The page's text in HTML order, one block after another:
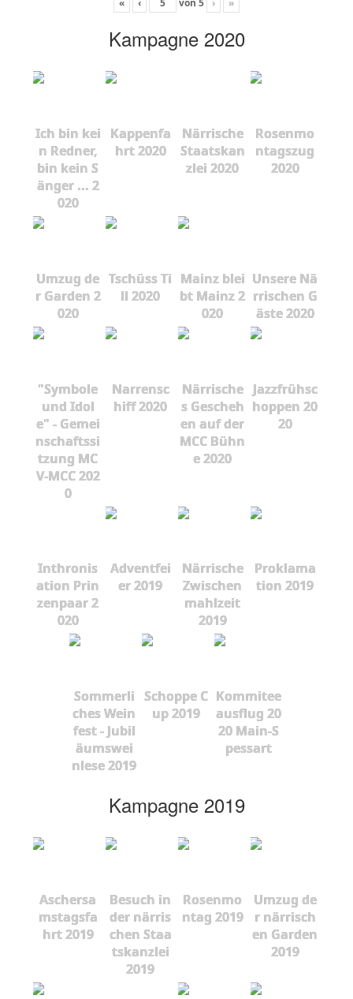
« ‹ von 5 › »
Kampagne 2020
Ich bin kei
n Redner,
bin kein S
änger ... 2
020
Kappenfa
hrt 2020
Närrische
Staatskan
zlei 2020
Rosenmo
ntagszug
2020
Umzug de
r Garden 2
020
Tschüss Ti
ll 2020
Mainz blei
bt Mainz 2
020
Unsere Nä
rrischen G
äste 2020
"Symbole
und Idol
e" - Gemei
nschaftssi
tzung MC
V-MCC 202
0
Narrensc
hiff 2020
Närrische
s Gescheh
en auf der
MCC Bühn
e 2020
Jazzfrühsc
hoppen 20
20
Inthronis
ation Prin
zenpaar 2
020
Adventfei
er 2019
Närrische
Zwischen
mahlzeit
2019
Proklama
tion 2019
Sommerli
ches Wein
fest - Jubil
äumswei
nlese 2019
Schoppe C
up 2019
Kommitee
ausflug 20
20 Main-S
pessart
Kampagne 2019
Aschersa
mstagsfa
hrt 2019
Besuch in
der närris
chen Staa
tskanzlei
2019
Rosenmo
ntag 2019
Umzug de
r närrisch
en Garden
2019